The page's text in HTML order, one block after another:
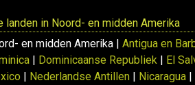
landen in Noord- en midden Amerika
en midden Amerika |Antigua en
| Dominicaanse Republiek | El
| Nederlandse Antillen | Nicaragua |